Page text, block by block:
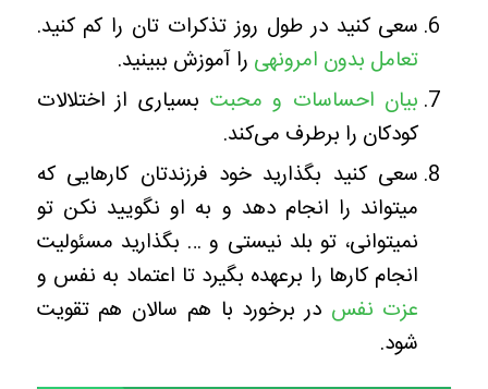
سعی کنید در طول روز تذکرات تان را کم کنید.
تعامل بدون امرونهی را آموزش ببینید.
بیان احساسات و محبت بسیاری از اختلالات
کودکان را برطرف می‌کند.
سعی کنید بگذارید خود فرزندتان کارهایی که
میتواند را انجام دهد و به او نگویید نکن تو
نمیتوانی، تو بلد نیستی و … بگذارید مسئولیت
انجام کارها را برعهده بگیرد تا اعتماد به نفس و
عزت نفس در برخورد با هم سالان هم تقویت
شود.